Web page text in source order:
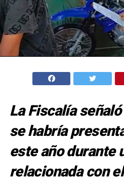
La Fiscalía
se habría
este año durante
relacionada con